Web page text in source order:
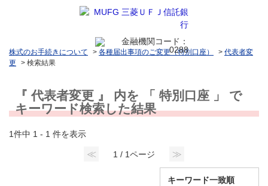
株式のお手続きについて > 各種届出事項のご変更（特別口座） > 代表者変
更 > 検索結果
『 代表者変更 』 内を 「 特別口座 」 で
キーワード検索した結果
1件中 1 - 1 件を表示
≪ 1 / 1ページ ≫